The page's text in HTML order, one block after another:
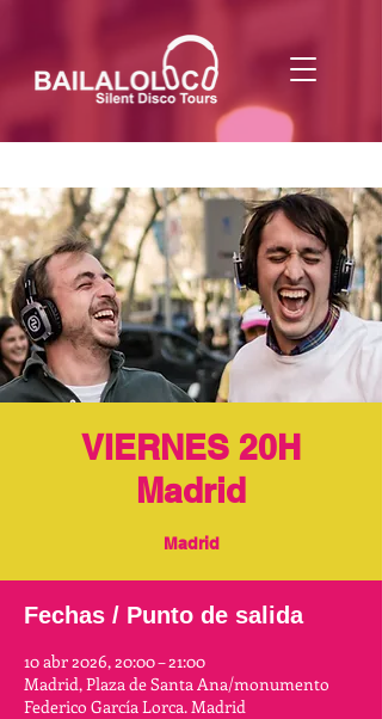
VIERNES 20H
Madrid
Madrid
Fechas / Punto de salida
10 abr 2026, 20:00 – 21:00
Madrid, Plaza de Santa Ana/monumento
Federico García Lorca. Madrid